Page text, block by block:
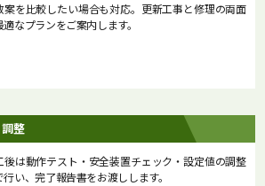
案を比較したい場合も対応。更新工事と修理の両面
適なプランをご案内します。
整
後は動作テスト・安全装置チェック・設定値の調整
行い、完了報告書をお渡しします。